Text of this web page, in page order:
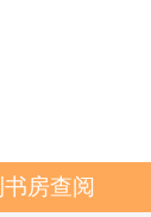
房查阅